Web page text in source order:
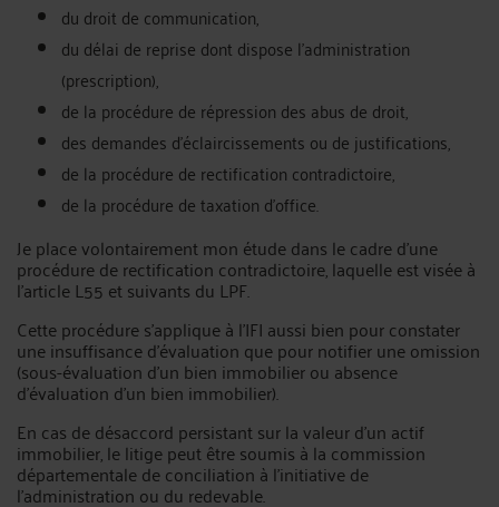
du droit de communication,
du délai de reprise dont dispose l’administration
(prescription),
de la procédure de répression des abus de droit,
des demandes d’éclaircissements ou de justifications,
de la procédure de rectification contradictoire,
de la procédure de taxation d’office.
Je place volontairement mon étude dans le cadre d’une
procédure de rectification contradictoire, laquelle est visée à
l’article L55 et suivants du LPF.
Cette procédure s’applique à l’IFI aussi bien pour constater
une insuffisance d’évaluation que pour notifier une omission
(sous-évaluation d’un bien immobilier ou absence
d’évaluation d’un bien immobilier).
En cas de désaccord persistant sur la valeur d’un actif
immobilier, le litige peut être soumis à la commission
départementale de conciliation à l’initiative de
l’administration ou du redevable.